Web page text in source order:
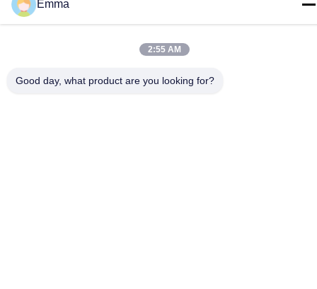
86-15816904632
Emma
2:55 AM
Good day, what product are you looking for?